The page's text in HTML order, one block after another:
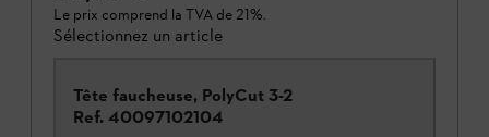
Le prix comprend la TVA de 21%.
Sélectionnez un article
Tête faucheuse, PolyCut 3-2
Ref. 40097102104